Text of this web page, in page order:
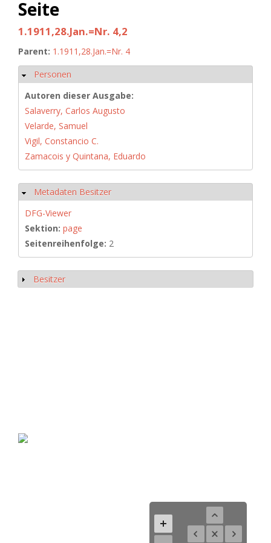
Seite
1.1911,28.Jan.=Nr. 4,2
Parent: 1.1911,28.Jan.=Nr. 4
Hide
Personen
Autoren dieser Ausgabe:
Salaverry, Carlos Augusto
Velarde, Samuel
Vigil, Constancio C.
Zamacois y Quintana, Eduardo
Hide
Metadaten Besitzer
DFG-Viewer
Sektion: page
Seitenreihenfolge: 2
Show
Besitzer